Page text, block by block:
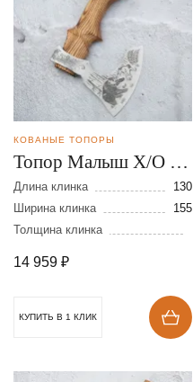
КОВАНЫЕ ТОПОРЫ
Топор Малыш Х/О из
стали 9ХС
Длина клинка
130
Ширина клинка
155
Толщина клинка
14 959 ₽
КУПИТЬ В 1 КЛИК